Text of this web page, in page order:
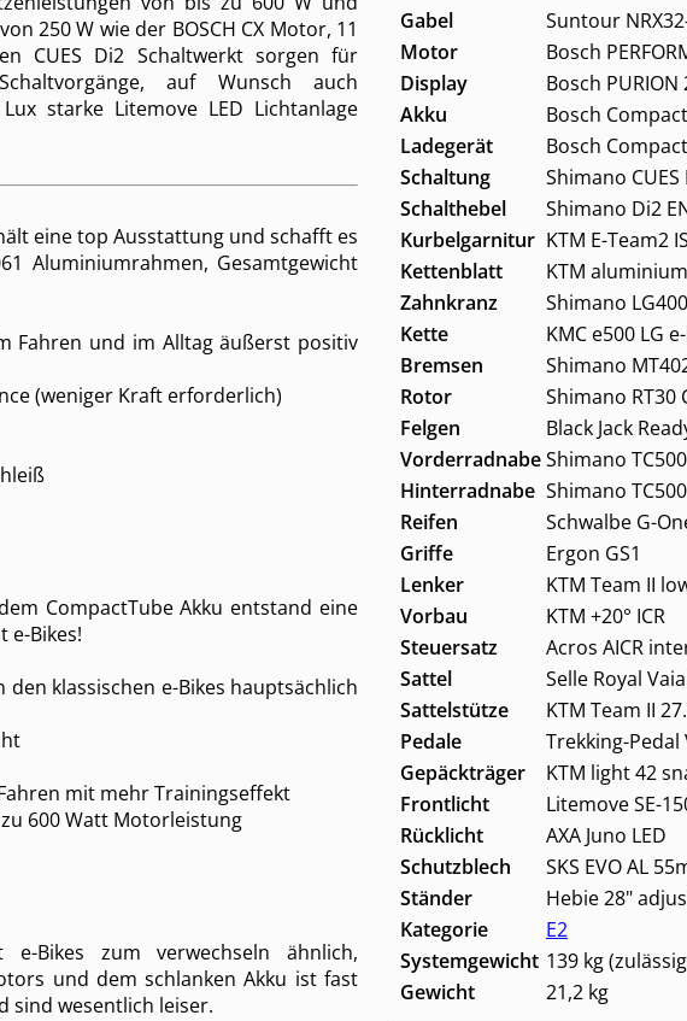
250 W wie der BOSCH CX Motor, 11
CUES Di2 Schaltwerkt sorgen für
auf Wunsch auch
starke Litemove LED Lichtanlage
eine top Ausstattung und schafft es
Aluminiumrahmen, Gesamtgewicht
Fahren und im Alltag äußerst positiv
(weniger Kraft erforderlich)
CompactTube Akku entstand eine
e-Bikes!
klassischen e-Bikes hauptsächlich
mit mehr Trainingseffekt
600 Watt Motorleistung
e-Bikes zum verwechseln ähnlich,
und dem schlanken Akku ist fast
sind wesentlich leiser.
Gabel
Suntour
Motor
Bosch
Display
Bosch PURION
Akku
Bosch
Ladegerät
Bosch
Schaltung
Shimano
Schalthebel
Shimano Di2
Kurbelgarnitur KTM E-Team2
Kettenblatt
KTM
Zahnkranz
Shimano
Kette
KMC e500 LG
Bremsen
Shimano
Rotor
Shimano RT30
Felgen
Black Jack
VorderradnabeShimano
Hinterradnabe Shimano
Reifen
Schwalbe G-
Griffe
Ergon GS1
Lenker
KTM Team II
Vorbau
KTM +20° ICR
Steuersatz
Acros AICR
Sattel
Selle Royal
Sattelstütze
KTM Team II
Pedale
Trekking-Pedal
Gepäckträger
KTM light 42
Frontlicht
Litemove SE-
Rücklicht
AXA Juno LED
Schutzblech
SKS EVO AL
Ständer
Hebie 28"
Kategorie
E2
Systemgewicht 139 kg
Gewicht
21,2 kg